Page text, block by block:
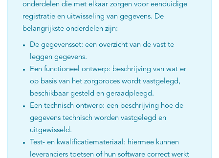
onderdelen die met elkaar zorgen voor eenduidige
registratie en uitwisseling van gegevens. De
belangrijkste onderdelen zijn:
De gegevensset: een overzicht van de vast te
leggen gegevens.
Een functioneel ontwerp: beschrijving van wat er
op basis van het zorgproces wordt vastgelegd,
beschikbaar gesteld en geraadpleegd.
Een technisch ontwerp: een beschrijving hoe de
gegevens technisch worden vastgelegd en
uitgewisseld.
Test- en kwalificatiemateriaal: hiermee kunnen
leveranciers toetsen of hun software correct werkt